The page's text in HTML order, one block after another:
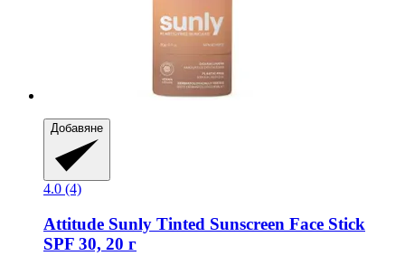
Добавяне
4.0 (4)
Attitude Sunly Tinted Sunscreen Face Stick
SPF 30, 20 г